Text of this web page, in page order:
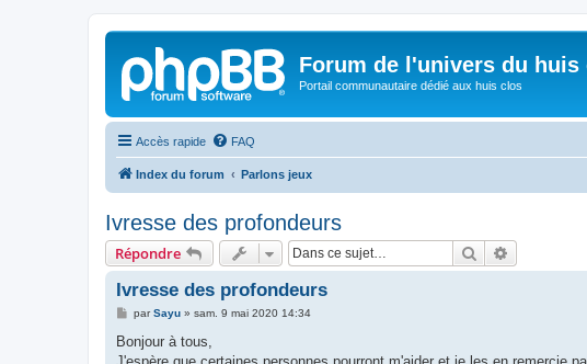
Forum de l'univers du huis
Portail communautaire dédié aux huis clos
Accès rapide FAQ
Index du forum Parlons jeux
Ivresse des profondeurs
Répondre Rechercher
Ivresse des profondeurs
M
s
parSayu» sam. 9 mai 2020 14:34
Bonjour à tous,